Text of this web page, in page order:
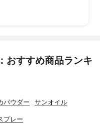
おすすめ商品ランキ
パウダー サンオイル
プレー